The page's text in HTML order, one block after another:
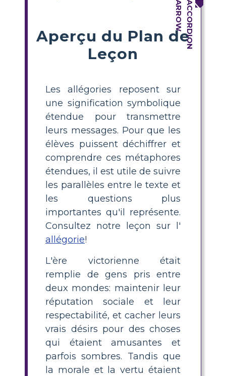
Aperçu du Plan de
Leçon
Les allégories reposent sur
une signification symbolique
étendue pour transmettre
leurs messages. Pour que les
élèves puissent déchiffrer et
comprendre ces métaphores
étendues, il est utile de suivre
les parallèles entre le texte et
les questions plus
importantes qu'il représente.
Consultez notre leçon sur l'
allégorie!
L'ère victorienne était
remplie de gens pris entre
deux mondes: maintenir leur
réputation sociale et leur
respectabilité, et cacher leurs
vrais désirs pour des choses
qui étaient amusantes et
parfois sombres. Tandis que
la morale et la vertu étaient